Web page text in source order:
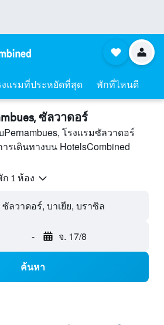
งแรมที่ประหยัดที่สุด พักที่ไหนดี
ซัลวาดอร์
โรงแรมซัลวาดอร์
รเดินทางบน HotelsCombined
1 ห้อง
ซัลวาดอร์, บาเยีย, บราซิล
- จ. 17/8
ค้นหา